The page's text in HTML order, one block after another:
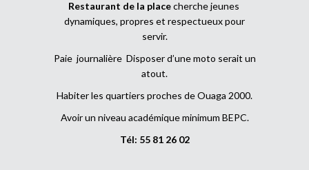
Restaurant de la placecherche jeunes
dynamiques, propres et respectueux pour
servir.
Paie journalière Disposer d’une moto serait un
atout.
Habiter les quartiers proches de Ouaga 2000.
Avoir un niveau académique minimum BEPC.
Tél: 55 81 26 02